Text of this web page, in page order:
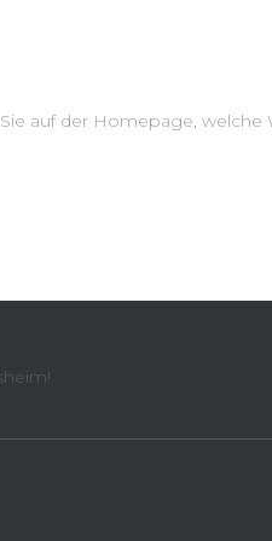
auf der Homepage, welche